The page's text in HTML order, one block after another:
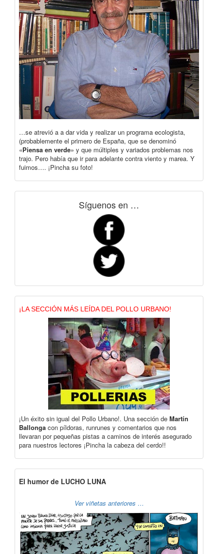
…se atrevió a a dar vida y realizar un programa ecologista,
(probablemente el primero de España, que se denominó
«Piensa en verde» y que múltiples y variados problemas nos
trajo. Pero había que ir para adelante contra viento y marea. Y
fuimos…. ¡Pincha su foto!
Síguenos en …
¡LA SECCIÓN MÁS LEÍDA DEL POLLO URBANO!
¡Un éxito sin igual del Pollo Urbano!. Una sección de Martín
Ballonga con píldoras, runrunes y comentarios que nos
llevaran por pequeñas pistas a caminos de interés asegurado
para nuestros lectores ¡Pincha la cabeza del cerdo!!
El humor de LUCHO LUNA
Ver viñetas anteriores …